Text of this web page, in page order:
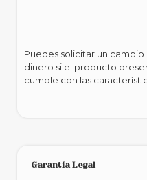
Puedes solicitar un
dinero si el producto
cumple con las
Garantía Legal